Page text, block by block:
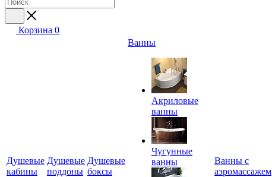
Корзина 0
Душевые
кабины
Душевые
поддоны
Душевые
боксы
Ванны
Акриловые
ванны
Чугунные
ванны
Ванны с
аэромассажем